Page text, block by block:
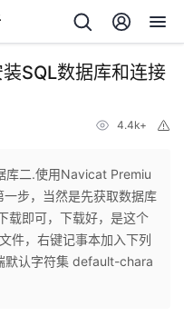
SQL数据库和连接
4.4k+
库二.使用Navicat Premiu
步，当然是先获取数据库
载即可，下载好，是这个
件，右键记事本加入下列
认字符集 default-chara